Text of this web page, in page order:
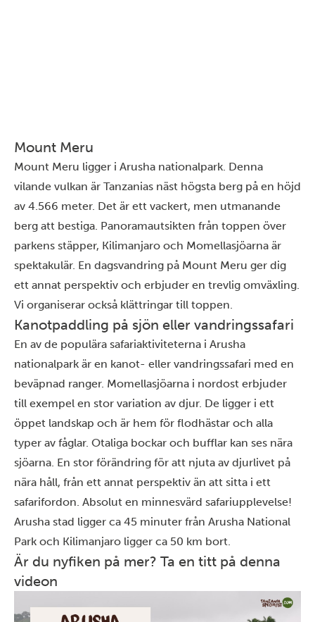
Mount Meru
Mount Meru ligger i Arusha nationalpark. Denna
vilande vulkan är Tanzanias näst högsta berg på en höjd
av 4.566 meter. Det är ett vackert, men utmanande
berg att bestiga. Panoramautsikten från toppen över
parkens stäpper, Kilimanjaro och Momellasjöarna är
spektakulär. En dagsvandring på Mount Meru ger dig
ett annat perspektiv och erbjuder en trevlig omväxling.
Vi organiserar också klättringar till toppen.
Kanotpaddling på sjön eller vandringssafari
En av de populära safariaktiviteterna i Arusha
nationalpark är en kanot- eller vandringssafari med en
beväpnad ranger. Momellasjöarna i nordost erbjuder
till exempel en stor variation av djur. De ligger i ett
öppet landskap och är hem för flodhästar och alla
typer av fåglar. Otaliga bockar och bufflar kan ses nära
sjöarna. En stor förändring för att njuta av djurlivet på
nära håll, från ett annat perspektiv än att sitta i ett
safarifordon. Absolut en minnesvärd safariupplevelse!
Arusha stad ligger ca 45 minuter från Arusha National
Park och Kilimanjaro ligger ca 50 km bort.
Är du nyfiken på mer? Ta en titt på denna
videon